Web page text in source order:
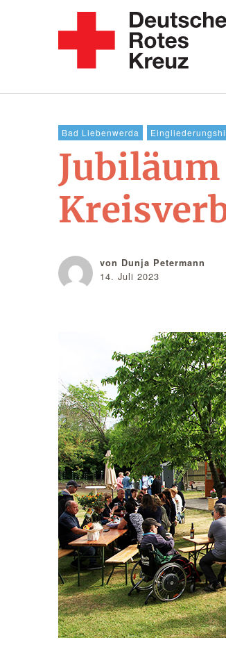
Bad Liebenwerda
von Dunja Petermann
14. Juli 2023